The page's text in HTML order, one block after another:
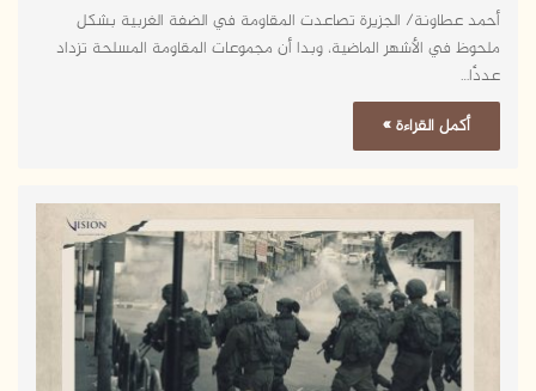
أحمد عطاونة/ الجزيرة تصاعدت المقاومة في الضفة الغربية بشكل
ملحوظ في الأشهر الماضية، وبدا أن مجموعات المقاومة المسلحة تزداد
عددًا…
أكمل القراءة »